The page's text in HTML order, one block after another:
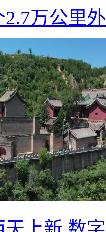
万公里